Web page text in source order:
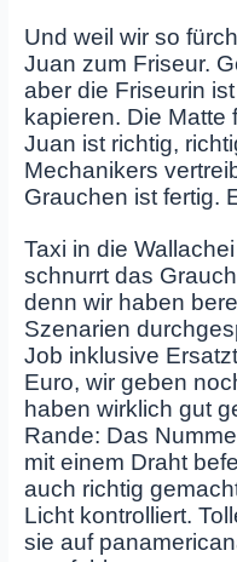
Und weil wir so
Juan zum Friseur.
aber die Friseurin
kapieren. Die Matte
Juan ist richtig,
Mechanikers
Grauchen ist fertig.
Taxi in die
schnurrt das
denn wir haben
Szenarien
Job inklusive
Euro, wir geben
haben wirklich gut
Rande: Das
mit einem Draht
auch richtig
Licht kontrolliert.
sie auf